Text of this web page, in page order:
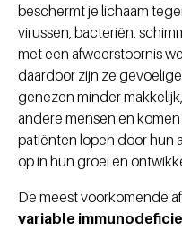
beschermt je lichaam
virussen, bacteriën,
met een afweerstoornis
daardoor zijn ze
genezen minder
andere mensen en
patiënten lopen door hun
op in hun groei en
De meest voorkomende
variable